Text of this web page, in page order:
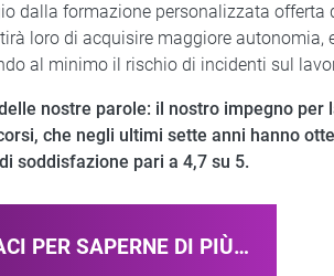
dalla formazione personalizzata offerta
loro di acquisire maggiore autonomia,
al minimo il rischio di incidenti sul
nostre parole: il nostro impegno per
che negli ultimi sette anni hanno
soddisfazione pari a 4,7 su 5.
PER SAPERNE DI PIÙ…